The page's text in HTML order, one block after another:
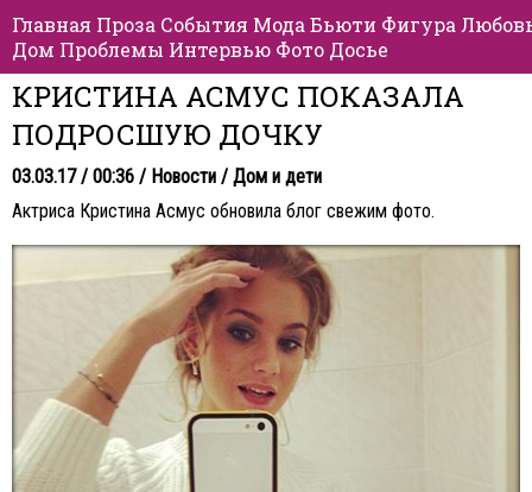
Главная Проза События Мода Бьюти Фигура
Дом Проблемы Интервью Фото Досье
КРИСТИНА АСМУС ПОКАЗАЛА
ПОДРОСШУЮ ДОЧКУ
03.03.17 / 00:36 / Новости / Дом и дети
Актриса Кристина Асмус обновила блог свежим фото.